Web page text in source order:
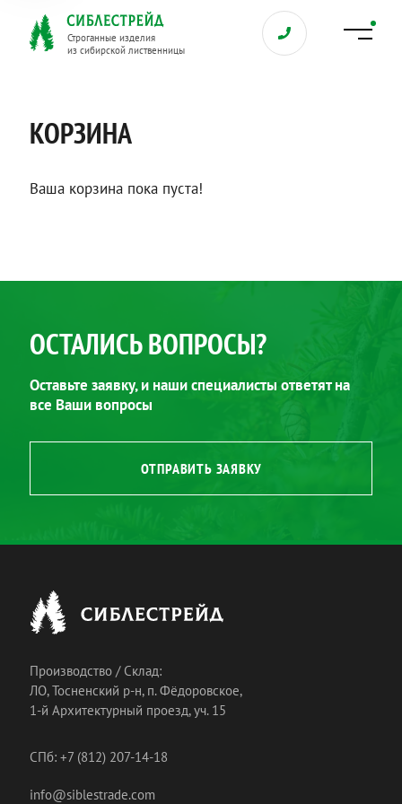
Строганные изделия
из сибирской лиственницы
КОРЗИНА
Ваша корзина пока пуста!
ОСТАЛИСЬ ВОПРОСЫ?
Оставьте заявку, и наши специалисты ответят на
все Ваши вопросы
ОТПРАВИТЬ ЗАЯВКУ
Производство / Склад:
ЛО, Тосненский р-н, п. Фёдоровское,
1-й Архитектурный проезд, уч. 15
СПб: +7 (812) 207-14-18
info@siblestrade.com